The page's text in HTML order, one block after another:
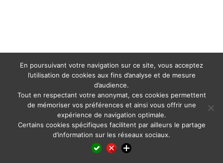
LinkedIn
X WhatsAppPinterest
En poursuivant votre navigation sur ce site, vous acceptez
l’utilisation de cookies aux fins d’analyse et de mesure
d’audience.
Tout en respectant votre anonymat, ces cookies permettent
de mémoriser vos préférences et ainsi vous offrir une
expérience de navigation optimale.
Certains cookies spécifiques facilitent par ailleurs le partage
d’information sur les réseaux sociaux.